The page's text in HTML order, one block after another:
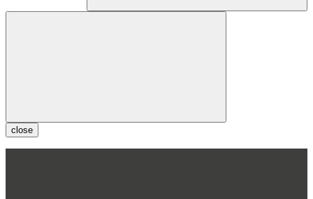
close